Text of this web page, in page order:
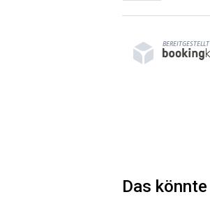
Das